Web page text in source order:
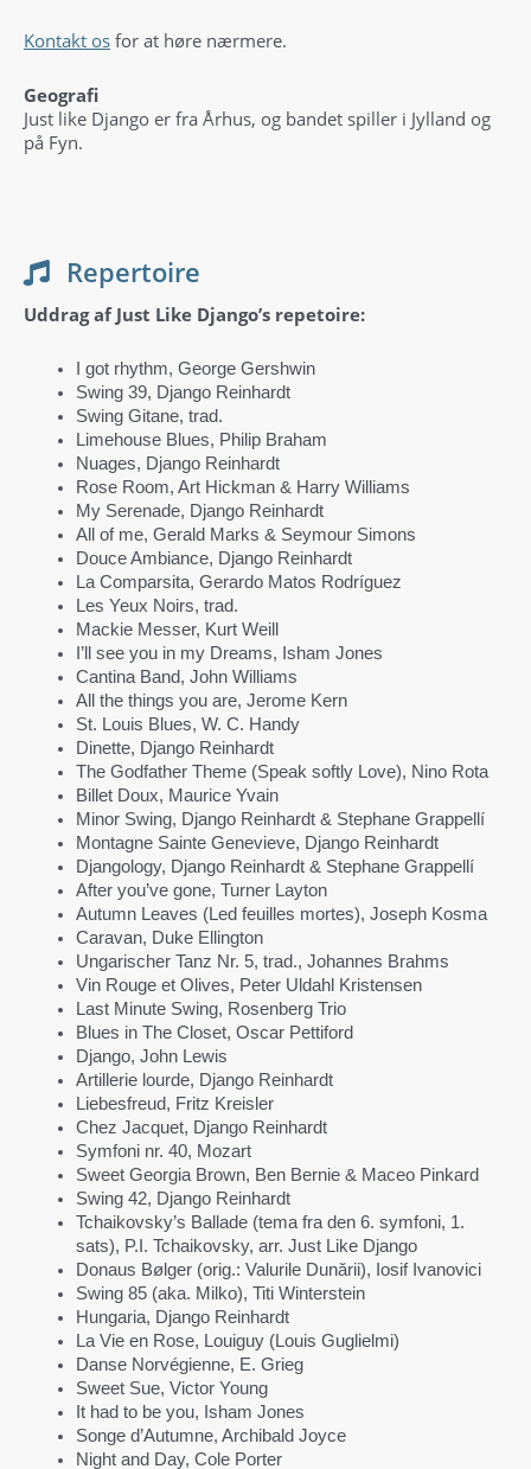
Kontakt os for at høre nærmere.
Geografi
Just like Django er fra Århus, og bandet spiller i Jylland og
på Fyn.
Repertoire
Uddrag af Just Like Django’s repetoire:
I got rhythm, George Gershwin
Swing 39, Django Reinhardt
Swing Gitane, trad.
Limehouse Blues, Philip Braham
Nuages, Django Reinhardt
Rose Room, Art Hickman & Harry Williams
My Serenade, Django Reinhardt
All of me, Gerald Marks & Seymour Simons
Douce Ambiance, Django Reinhardt
La Comparsita, Gerardo Matos Rodríguez
Les Yeux Noirs, trad.
Mackie Messer, Kurt Weill
I’ll see you in my Dreams, Isham Jones
Cantina Band, John Williams
All the things you are, Jerome Kern
St. Louis Blues, W. C. Handy
Dinette, Django Reinhardt
The Godfather Theme (Speak softly Love), Nino Rota
Billet Doux, Maurice Yvain
Minor Swing, Django Reinhardt & Stephane Grappellí
Montagne Sainte Genevieve, Django Reinhardt
Djangology, Django Reinhardt & Stephane Grappellí
After you’ve gone, Turner Layton
Autumn Leaves (Led feuilles mortes), Joseph Kosma
Caravan, Duke Ellington
Ungarischer Tanz Nr. 5, trad., Johannes Brahms
Vin Rouge et Olives, Peter Uldahl Kristensen
Last Minute Swing, Rosenberg Trio
Blues in The Closet, Oscar Pettiford
Django, John Lewis
Artillerie lourde, Django Reinhardt
Liebesfreud, Fritz Kreisler
Chez Jacquet, Django Reinhardt
Symfoni nr. 40, Mozart
Sweet Georgia Brown, Ben Bernie & Maceo Pinkard
Swing 42, Django Reinhardt
Tchaikovsky’s Ballade (tema fra den 6. symfoni, 1.
sats), P.I. Tchaikovsky, arr. Just Like Django
Donaus Bølger (orig.: Valurile Dunării), Iosif Ivanovici
Swing 85 (aka. Milko), Titi Winterstein
Hungaria, Django Reinhardt
La Vie en Rose, Louiguy (Louis Guglielmi)
Danse Norvégienne, E. Grieg
Sweet Sue, Victor Young
It had to be you, Isham Jones
Songe d’Autumne, Archibald Joyce
Night and Day, Cole Porter